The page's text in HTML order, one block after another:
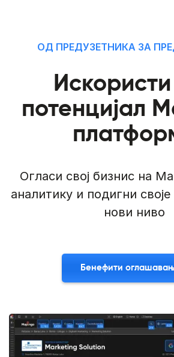
ОД ПРЕДУЗЕТНИКА ЗА
потенцијал
Огласи свој бизнис на
аналитику и подигни
нови ниво
Бенефити